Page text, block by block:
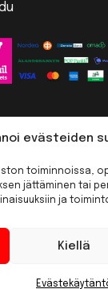
evästeiden
toiminnoissa,
jättäminen tai
ja
Kiellä